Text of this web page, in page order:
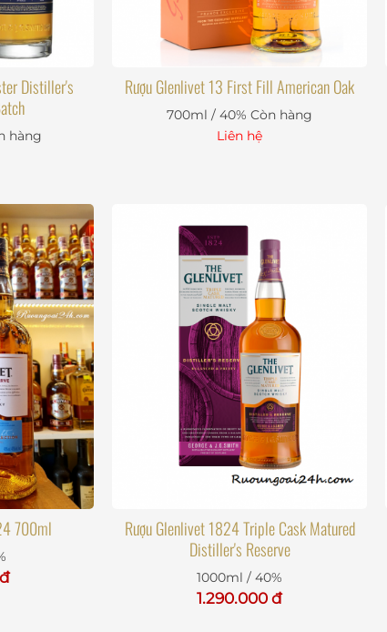
Distiller's
hàng
Rượu Glenlivet 13 First Fill American Oak
700ml / 40% Còn hàng
Liên hệ
700ml
Rượu Glenlivet 1824 Triple Cask Matured
Distiller's Reserve
1000ml / 40%
1.290.000 đ